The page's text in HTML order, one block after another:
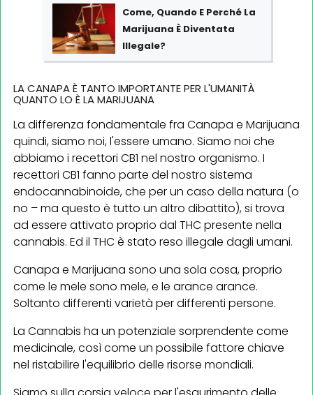
Come, Quando E Perché La
Marijuana È Diventata
Illegale?
LA CANAPA È TANTO IMPORTANTE PER L'UMANITÀ
QUANTO LO È LA MARIJUANA
La differenza fondamentale fra Canapa e Marijuana
quindi, siamo noi, l'essere umano. Siamo noi che
abbiamo i recettori CB1 nel nostro organismo. I
recettori CB1 fanno parte del nostro sistema
endocannabinoide, che per un caso della natura (o
no – ma questo è tutto un altro dibattito), si trova
ad essere attivato proprio dal THC presente nella
cannabis. Ed il THC è stato reso illegale dagli umani.
Canapa e Marijuana sono una sola cosa, proprio
come le mele sono mele, e le arance arance.
Soltanto differenti varietà per differenti persone.
La Cannabis ha un potenziale sorprendente come
medicinale, così come un possibile fattore chiave
nel ristabilire l'equilibrio delle risorse mondiali.